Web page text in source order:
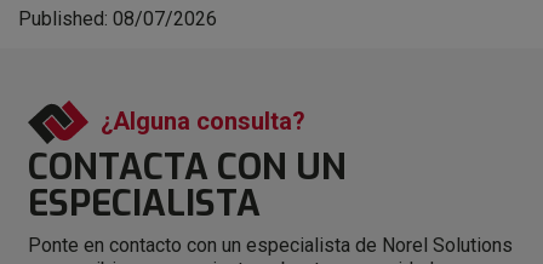
Published: 08/07/2026
¿Alguna consulta?
CONTACTA CON UN
ESPECIALISTA
Ponte en contacto con un especialista de Norel Solutions